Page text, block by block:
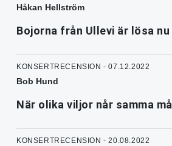
Håkan Hellström
Bojorna från Ullevi är lösa nu
KONSERTRECENSION - 07.12.2022
Bob Hund
När olika viljor når samma mål
KONSERTRECENSION - 20.08.2022